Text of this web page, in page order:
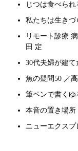
じつは食べら
私たちは生き
リモート診療
田 定
30代夫婦が建
魚の疑問50 ／
筆ペンで書く
本音の置き場所
ニューエクス